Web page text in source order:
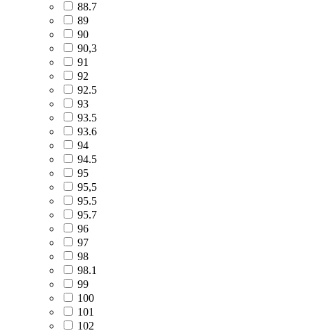
88.7
89
90
90,3
91
92
92.5
93
93.5
93.6
94
94.5
95
95,5
95.5
95.7
96
97
98
98.1
99
100
101
102